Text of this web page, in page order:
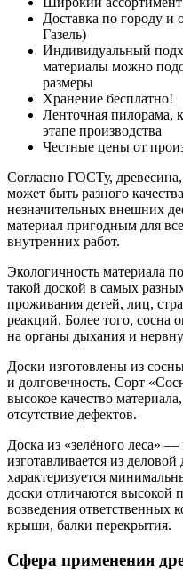
Доставка по городу и
Газель)
Индивидуальный
материалы можно
размеры
Хранение бесплатно!
Ленточная пилорама,
этапе производства
Честные цены от
Согласно ГОСТу,
может быть разного
незначительных внешних
материал пригодным для
внутренних работ.
Экологичность материала
такой доской в самых
проживания детей, лиц,
реакций. Более того, сосна
на органы дыхания и
Доски изготовлены из
и долговечность. Сорт
высокое качество
отсутствие дефектов.
Доска из «зелёного леса»
изготавливается из
характеризуется
доски отличаются высокой
возведения ответственных
крыши, балки перекрытия.
Сфера применения